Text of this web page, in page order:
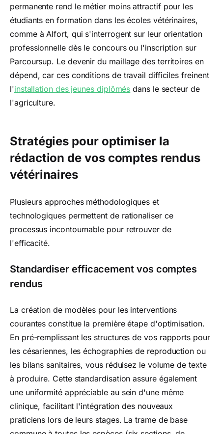
permanente rend le métier moins attractif pour les
étudiants en formation dans les écoles vétérinaires,
comme à Alfort, qui s'interrogent sur leur orientation
professionnelle dès le concours ou l'inscription sur
Parcoursup. Le devenir du maillage des territoires en
dépend, car ces conditions de travail difficiles freinent
l'installation des jeunes diplômés dans le secteur de
l'agriculture.
Stratégies pour optimiser la
rédaction de vos comptes rendus
vétérinaires
Plusieurs approches méthodologiques et
technologiques permettent de rationaliser ce
processus incontournable pour retrouver de
l'efficacité.
Standardiser efficacement vos comptes
rendus
La création de modèles pour les interventions
courantes constitue la première étape d'optimisation.
En pré-remplissant les structures de vos rapports pour
les césariennes, les échographies de reproduction ou
les bilans sanitaires, vous réduisez le volume de texte
à produire. Cette standardisation assure également
une uniformité appréciable au sein d'une même
clinique, facilitant l'intégration des nouveaux
praticiens lors de leurs stages. La trame de base